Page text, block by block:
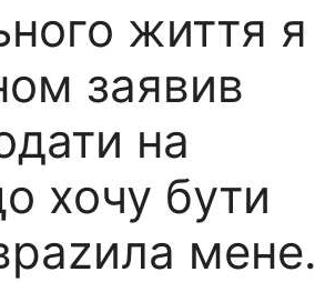
життя я
заявив
на
хочу бути
мене.